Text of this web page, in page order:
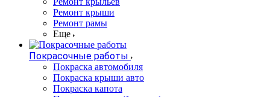
Ремонт крыши
Ремонт рамы
Еще
Покрасочные работы
Покраска автомобиля
Покраска крыши авто
Покраска капота